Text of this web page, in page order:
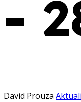
-
David Prouza